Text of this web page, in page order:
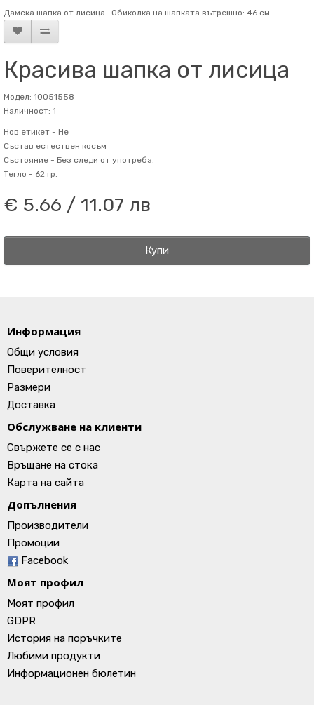
Дамска шапка от лисица . Обиколка на шапката вътрешно: 46 см.
Красива шапка от лисица
Модел: 10051558
Наличност: 1
Нов етикет - Не
Състав естествен косъм
Състояние - Без следи от употреба.
Тегло - 62 гр.
€ 5.66 / 11.07 лв
Купи
Информация
Общи условия
Поверителност
Размери
Доставка
Обслужване на клиенти
Свържете се с нас
Връщане на стока
Карта на сайта
Допълнения
Производители
Промоции
Facebook
Моят профил
Моят профил
GDPR
История на поръчките
Любими продукти
Информационен бюлетин